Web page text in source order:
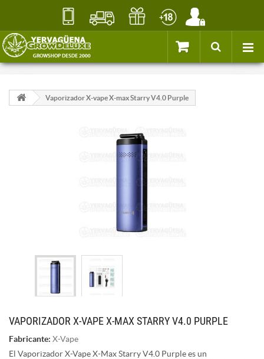
Vaporizador X-vape X-max Starry V4.0 Purple
VAPORIZADOR X-VAPE X-MAX STARRY V4.0 PURPLE
Fabricante: X-Vape
El Vaporizador X-Vape X-Max Starry V4.0 Purple es un